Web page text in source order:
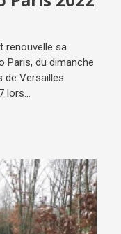
renouvelle sa
Paris, du dimanche
de Versailles.
lors...